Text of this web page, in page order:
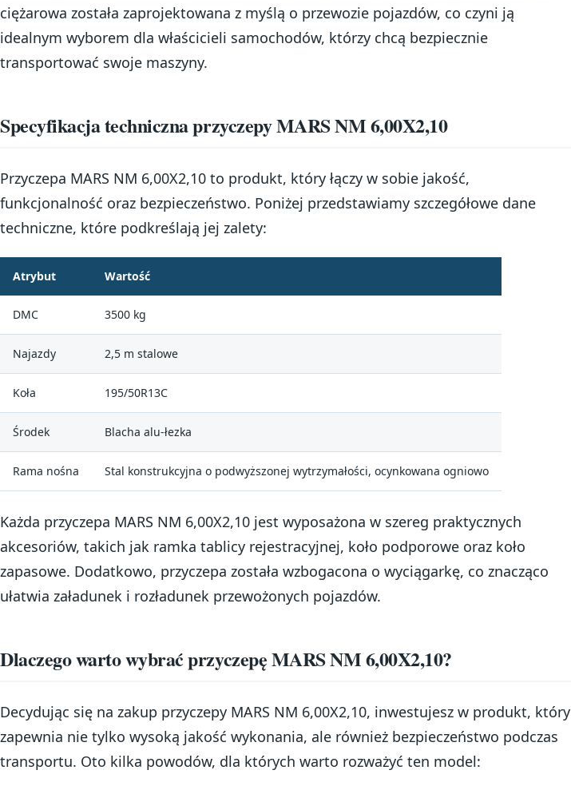
ciężarowa została zaprojektowana z myślą o przewozie pojazdów, co czyni ją
idealnym wyborem dla właścicieli samochodów, którzy chcą bezpiecznie
transportować swoje maszyny.
Specyfikacja techniczna przyczepy MARS NM 6,00X2,10
Przyczepa MARS NM 6,00X2,10 to produkt, który łączy w sobie jakość,
funkcjonalność oraz bezpieczeństwo. Poniżej przedstawiamy szczegółowe dane
techniczne, które podkreślają jej zalety:
Atrybut Wartość
DMC 3500 kg
Najazdy 2,5 m stalowe
Koła 195/50R13C
Środek Blacha alu-łezka
Rama nośna Stal konstrukcyjna o podwyższonej wytrzymałości, ocynkowana ogniowo
Każda przyczepa MARS NM 6,00X2,10 jest wyposażona w szereg praktycznych
akcesoriów, takich jak ramka tablicy rejestracyjnej, koło podporowe oraz koło
zapasowe. Dodatkowo, przyczepa została wzbogacona o wyciągarkę, co znacząco
ułatwia załadunek i rozładunek przewożonych pojazdów.
Dlaczego warto wybrać przyczepę MARS NM 6,00X2,10?
Decydując się na zakup przyczepy MARS NM 6,00X2,10, inwestujesz w produkt, który
zapewnia nie tylko wysoką jakość wykonania, ale również bezpieczeństwo podczas
transportu. Oto kilka powodów, dla których warto rozważyć ten model: